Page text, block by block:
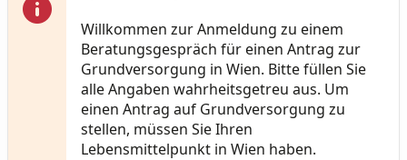
Willkommen zur Anmeldung zu einem
Beratungsgespräch für einen Antrag zur
Grundversorgung in Wien. Bitte füllen Sie
alle Angaben wahrheitsgetreu aus. Um
einen Antrag auf Grundversorgung zu
stellen, müssen Sie Ihren
Lebensmittelpunkt in Wien haben.